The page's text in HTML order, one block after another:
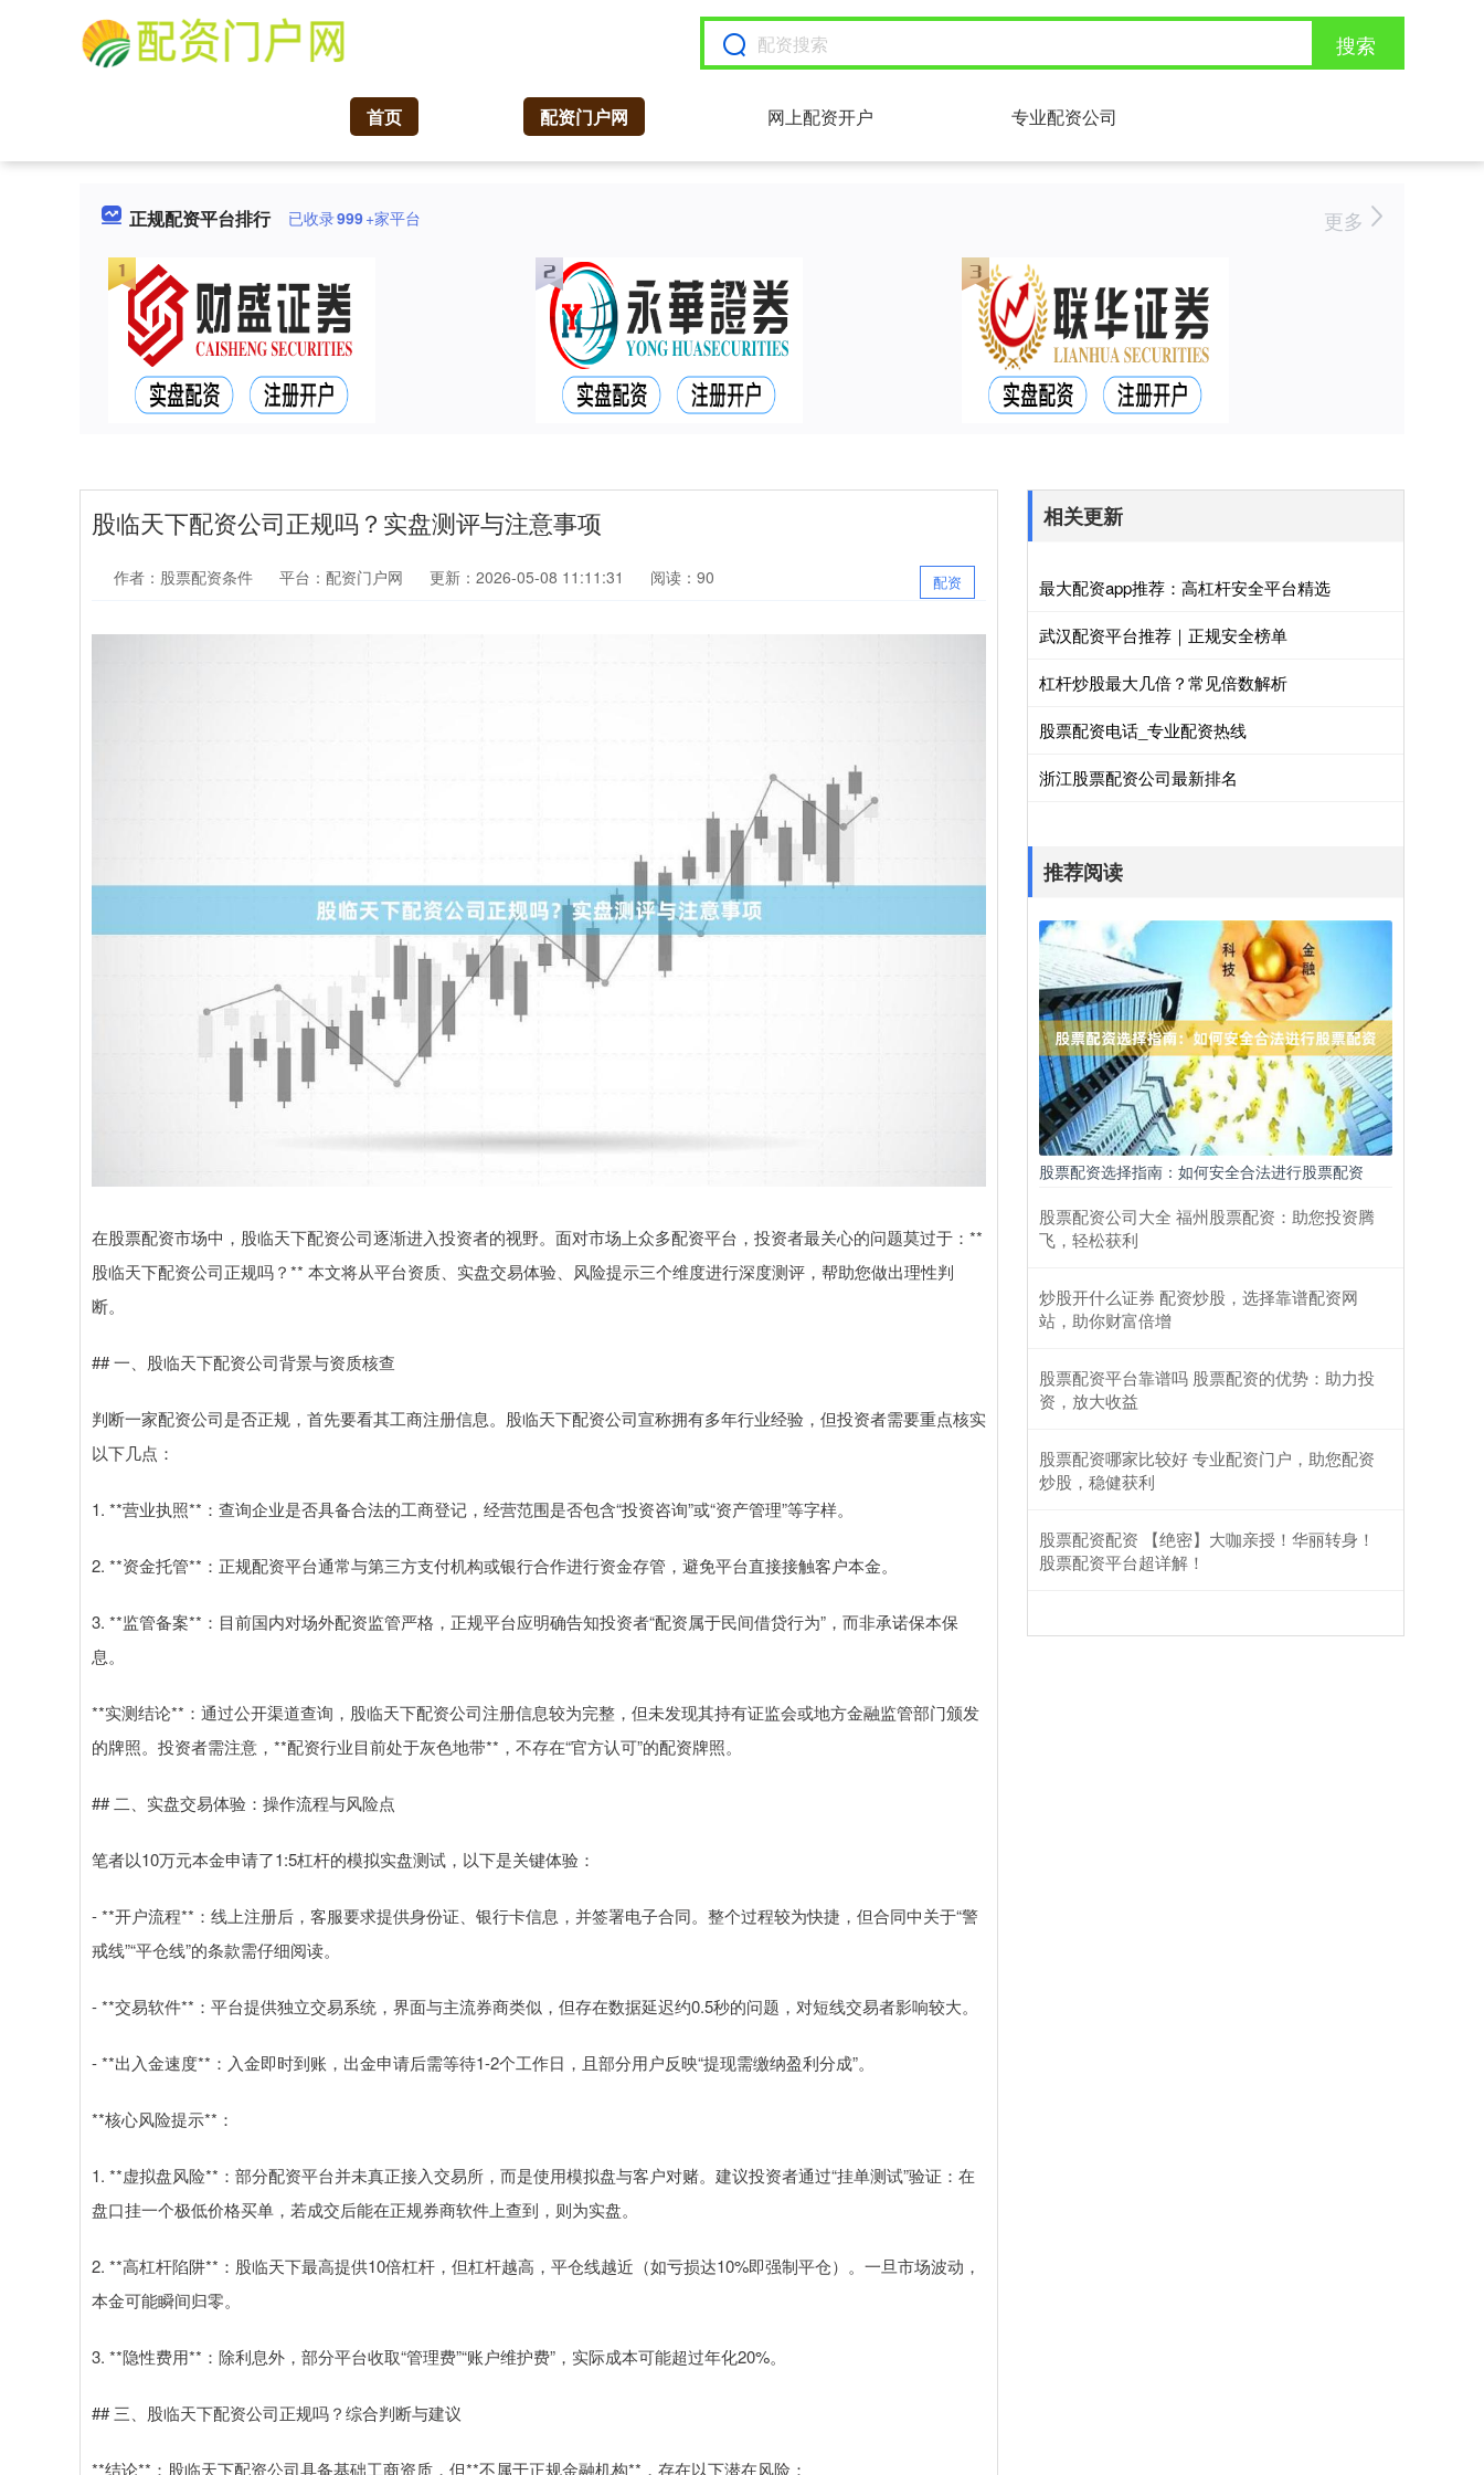
搜索
首页 配资门户网 网上配资开户 专业配资公司
正规配资平台排行 已收录999+家平台 更多
股临天下配资公司正规吗？实盘测评与注意事项
配资
作者：股票配资条件 平台：配资门户网 更新：2026-05-08 11:11:31 阅读：90
在股票配资市场中，股临天下配资公司逐渐进入投资者的视野。面对市场上众多配资平台，投资者最关心的问题莫过于：**
股临天下配资公司正规吗？** 本文将从平台资质、实盘交易体验、风险提示三个维度进行深度测评，帮助您做出理性判
断。
## 一、股临天下配资公司背景与资质核查
判断一家配资公司是否正规，首先要看其工商注册信息。股临天下配资公司宣称拥有多年行业经验，但投资者需要重点核实
以下几点：
1. **营业执照**：查询企业是否具备合法的工商登记，经营范围是否包含“投资咨询”或“资产管理”等字样。
2. **资金托管**：正规配资平台通常与第三方支付机构或银行合作进行资金存管，避免平台直接接触客户本金。
3. **监管备案**：目前国内对场外配资监管严格，正规平台应明确告知投资者“配资属于民间借贷行为”，而非承诺保本保
息。
**实测结论**：通过公开渠道查询，股临天下配资公司注册信息较为完整，但未发现其持有证监会或地方金融监管部门颁发
的牌照。投资者需注意，**配资行业目前处于灰色地带**，不存在“官方认可”的配资牌照。
## 二、实盘交易体验：操作流程与风险点
笔者以10万元本金申请了1:5杠杆的模拟实盘测试，以下是关键体验：
- **开户流程**：线上注册后，客服要求提供身份证、银行卡信息，并签署电子合同。整个过程较为快捷，但合同中关于“警
戒线”“平仓线”的条款需仔细阅读。
- **交易软件**：平台提供独立交易系统，界面与主流券商类似，但存在数据延迟约0.5秒的问题，对短线交易者影响较大。
- **出入金速度**：入金即时到账，出金申请后需等待1-2个工作日，且部分用户反映“提现需缴纳盈利分成”。
**核心风险提示**：
1. **虚拟盘风险**：部分配资平台并未真正接入交易所，而是使用模拟盘与客户对赌。建议投资者通过“挂单测试”验证：在
盘口挂一个极低价格买单，若成交后能在正规券商软件上查到，则为实盘。
2. **高杠杆陷阱**：股临天下最高提供10倍杠杆，但杠杆越高，平仓线越近（如亏损达10%即强制平仓）。一旦市场波动，
本金可能瞬间归零。
3. **隐性费用**：除利息外，部分平台收取“管理费”“账户维护费”，实际成本可能超过年化20%。
## 三、股临天下配资公司正规吗？综合判断与建议
**结论**：股临天下配资公司具备基础工商资质，但**不属于正规金融机构**，存在以下潜在风险：
相关更新
最大配资app推荐：高杠杆安全平台精选
武汉配资平台推荐｜正规安全榜单
杠杆炒股最大几倍？常见倍数解析
股票配资电话_专业配资热线
浙江股票配资公司最新排名
推荐阅读
股票配资选择指南：如何安全合法进行股票配资
股票配资公司大全 福州股票配资：助您投资腾
飞，轻松获利
炒股开什么证券 配资炒股，选择靠谱配资网
站，助你财富倍增
股票配资平台靠谱吗 股票配资的优势：助力投
资，放大收益
股票配资哪家比较好 专业配资门户，助您配资
炒股，稳健获利
股票配资配资 【绝密】大咖亲授！华丽转身！
股票配资平台超详解！